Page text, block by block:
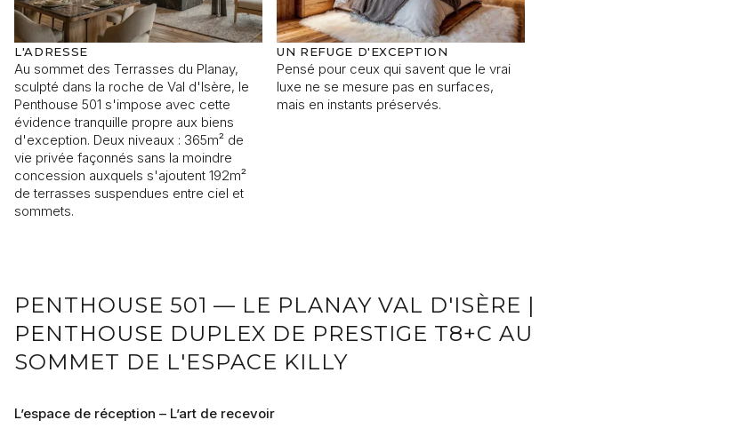
Je souhaite recevoir des informations sur l’actualité Rising Stone.
ENVOYER
Les informations recueillies sont nécessaires au traitement de votre demande par Rising
Stone. Vous pouvez consulter notre
L'ADRESSE
Au sommet des Terrasses du Planay,
sculpté dans la roche de Val d'Isère, le
Penthouse 501 s'impose avec cette
évidence tranquille propre aux biens
d'exception. Deux niveaux : 365m² de
vie privée façonnés sans la moindre
concession auxquels s'ajoutent 192m²
de terrasses suspendues entre ciel et
sommets.
UN REFUGE D'EXCEPTION
Pensé pour ceux qui savent que le vrai
luxe ne se mesure pas en surfaces,
mais en instants préservés.
PENTHOUSE 501 — LE PLANAY VAL D'ISÈRE |
PENTHOUSE DUPLEX DE PRESTIGE T8+C AU
SOMMET DE L'ESPACE KILLY
L’espace de réception – L’art de recevoir